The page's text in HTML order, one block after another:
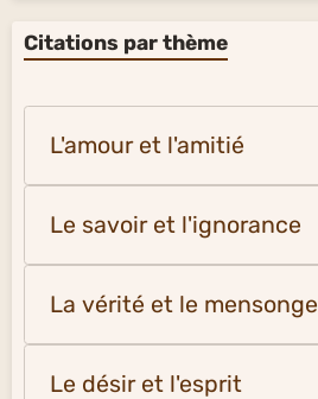
Citations par thème
L'amour et l'amitié
Le savoir et l'ignorance
La vérité et le mensonge
Le désir et l'esprit